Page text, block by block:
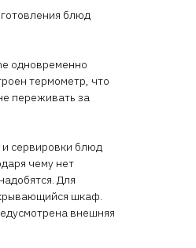
блюд
одновременно
термометр, что
переживать за
и сервировки блюд
чему нет
Для
шкаф.
внешняя